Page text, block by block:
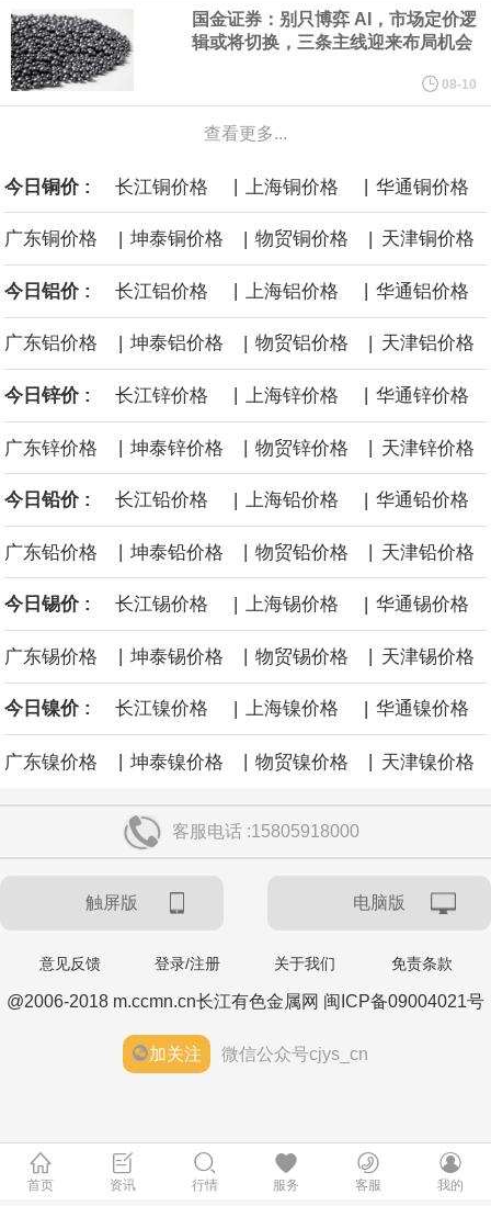
其中提到，提高资源开发准入标准。坚持先立后破，统筹煤矿关闭
退出与区域供应保障，按照市场化法治化原则，推动落后产能煤矿
有序退出。西部地区优化生产结构，加快淘汰技术装备差、与生态
敏感区重叠煤矿。东中部地区稳妥推进灾害严重不能有效治理、资
源枯竭煤矿退出，妥善做好遗留问题处置和职工安置。西南、东北
等地区因地制宜设置政策标准，合理引导资源条件差、安全保障程
度低的中小煤矿退出，运用政策引导、市场手段等加快推动长期停
产停建煤矿应退尽退。
伦敦金属交易所(LME)：镍库存持平。
伦敦金属交易所(LME)：铜库存减少4675吨。
8月10日消息，在岸人民币兑美元收盘报6.7442，较上一交易日上
涨59点。
国金证券：别只博弈 AI，市场定价逻
辑或将切换，三条主线迎来布局机会
08-10
查看更多...
今日铜价 : 长江铜价格 | 上海铜价格 | 华通铜价格
广东铜价格 | 坤泰铜价格 | 物贸铜价格 | 天津铜价格
今日铝价 : 长江铝价格 上海铝价格 华通铝价格
广东铝价格 | 坤泰铝价格 | 物贸铝价格 | 天津铝价格
今日锌价 : 长江锌价格 上海锌价格 华通锌价格
广东锌价格 | 坤泰锌价格 | 物贸锌价格 | 天津锌价格
今日铅价 : 长江铅价格 | 上海铅价格 | 华通铅价格
广东铅价格 坤泰铅价格 物贸铅价格 天津铅价格
今日锡价 : 长江锡价格 | 上海锡价格 | 华通锡价格
广东锡价格 坤泰锡价格 物贸锡价格 天津锡价格
今日镍价 : 长江镍价格 | 上海镍价格 | 华通镍价格
广东镍价格 | 坤泰镍价格 | 物贸镍价格 | 天津镍价格
客服电话 :15805918000
触屏版 电脑版
意见反馈 登录/注册 关于我们 免责条款
@2006-2018 m.ccmn.cn长江有色金属网 闽ICP备09004021号
加关注 微信公众号cjys_cn
首页 资讯 行情 服务 客服 我的